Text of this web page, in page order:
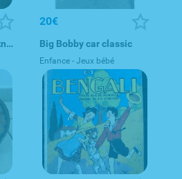
Waschmaschine Bauknecht WAT Prime 652 Di N, DT 350, 6 kg, 2100 W
20€
Big Bobby car classic
Enfance - Jeux bébé